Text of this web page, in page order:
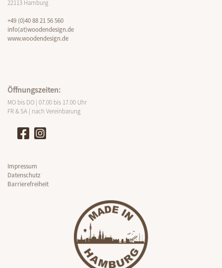
22113 Hamburg
+49 (0)40 88 21 56 560
info(at)woodendesign.de
www.woodendesign.de
Öffnungszeiten:
MO bis DO | 07.00 bis 17.00 Uhr
FR & SA | nach Vereinbarung
Impressum
Datenschutz
Barrierefreiheit